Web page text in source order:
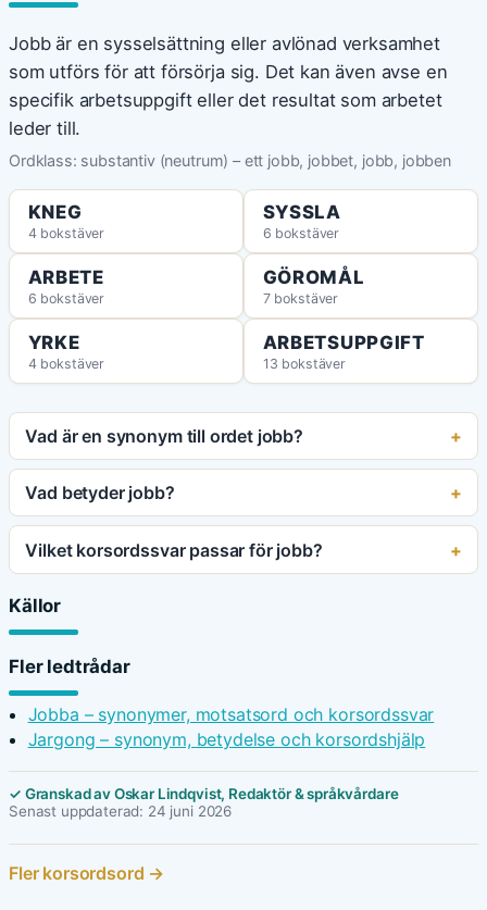
Jobb är en sysselsättning eller avlönad verksamhet
som utförs för att försörja sig. Det kan även avse en
specifik arbetsuppgift eller det resultat som arbetet
leder till.
Ordklass: substantiv (neutrum) – ett jobb, jobbet, jobb, jobben
KNEG
4 bokstäver
SYSSLA
6 bokstäver
ARBETE
6 bokstäver
GÖROMÅL
7 bokstäver
YRKE
4 bokstäver
ARBETSUPPGIFT
13 bokstäver
Vad är en synonym till ordet jobb?
Vad betyder jobb?
Vilket korsordssvar passar för jobb?
Källor
Fler ledtrådar
Jobba – synonymer, motsatsord och korsordssvar
Jargong – synonym, betydelse och korsordshjälp
✓ Granskad av Oskar Lindqvist, Redaktör & språkvårdare
Senast uppdaterad: 24 juni 2026
Fler korsordsord →